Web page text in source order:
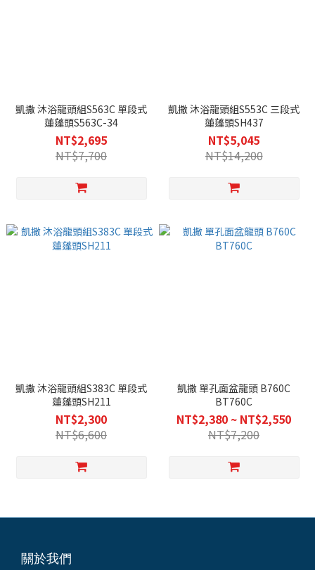
凱撒 沐浴龍頭組S563C 單段式
蓮蓬頭S563C-34
NT$2,695
NT$7,700
凱撒 沐浴龍頭組S553C 三段式
蓮蓬頭SH437
NT$5,045
NT$14,200
凱撒 沐浴龍頭組S383C 單段式
蓮蓬頭SH211
NT$2,300
NT$6,600
凱撒 單孔面盆龍頭 B760C
BT760C
NT$2,380 ~ NT$2,550
NT$7,200
關於我們